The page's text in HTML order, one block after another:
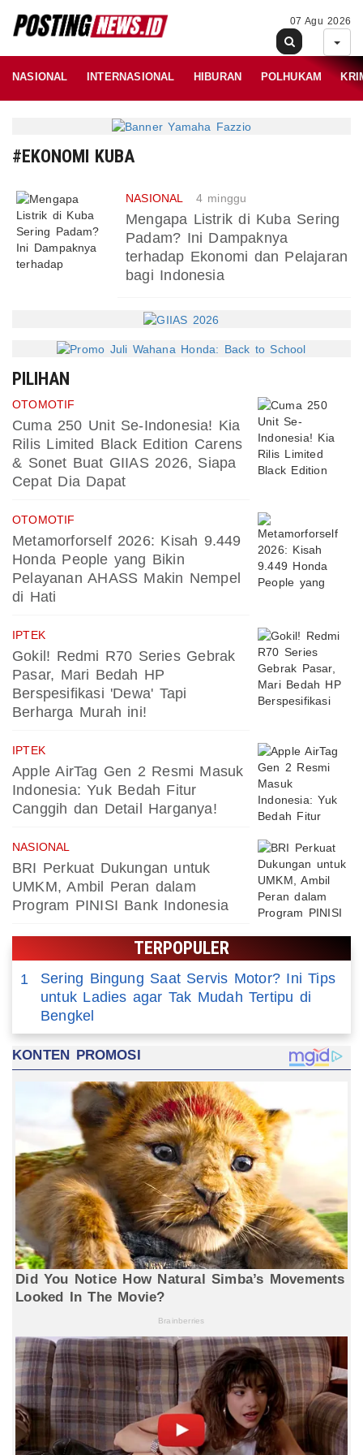
07 Agu 2026
NASIONAL INTERNASIONAL HIBURAN POLHUKAM
#EKONOMI KUBA
NASIONAL 4 minggu
Mengapa Listrik di Kuba Sering
Padam? Ini Dampaknya
terhadap Ekonomi dan Pelajaran
bagi Indonesia
PILIHAN
OTOMOTIF
Cuma 250 Unit Se-Indonesia! Kia
Rilis Limited Black Edition Carens
& Sonet Buat GIIAS 2026, Siapa
Cepat Dia Dapat
OTOMOTIF
Metamorforself 2026: Kisah 9.449
Honda People yang Bikin
Pelayanan AHASS Makin Nempel
di Hati
IPTEK
Gokil! Redmi R70 Series Gebrak
Pasar, Mari Bedah HP
Berspesifikasi 'Dewa' Tapi
Berharga Murah ini!
IPTEK
Apple AirTag Gen 2 Resmi Masuk
Indonesia: Yuk Bedah Fitur
Canggih dan Detail Harganya!
NASIONAL
BRI Perkuat Dukungan untuk
UMKM, Ambil Peran dalam
Program PINISI Bank Indonesia
TERPOPULER
1
Sering Bingung Saat Servis Motor? Ini Tips
untuk Ladies agar Tak Mudah Tertipu di
Bengkel